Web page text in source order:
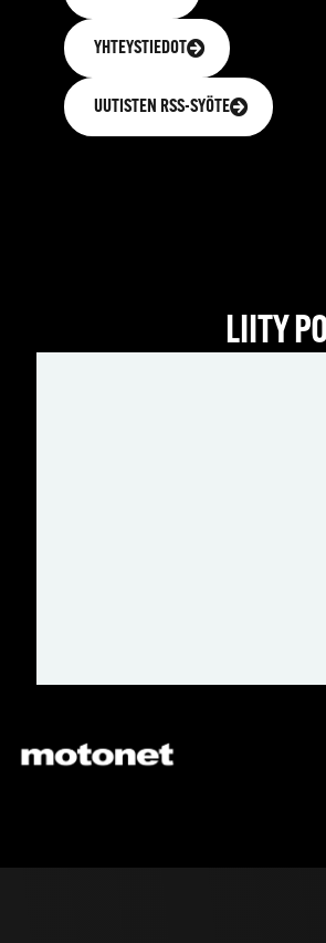
YHTEYSTIEDOT
UUTISTEN RSS-SYÖTE
LIITY